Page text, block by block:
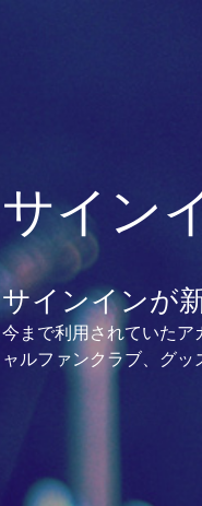
サイン
サインインが
今まで利用されていた
ャルファンクラブ、グッ